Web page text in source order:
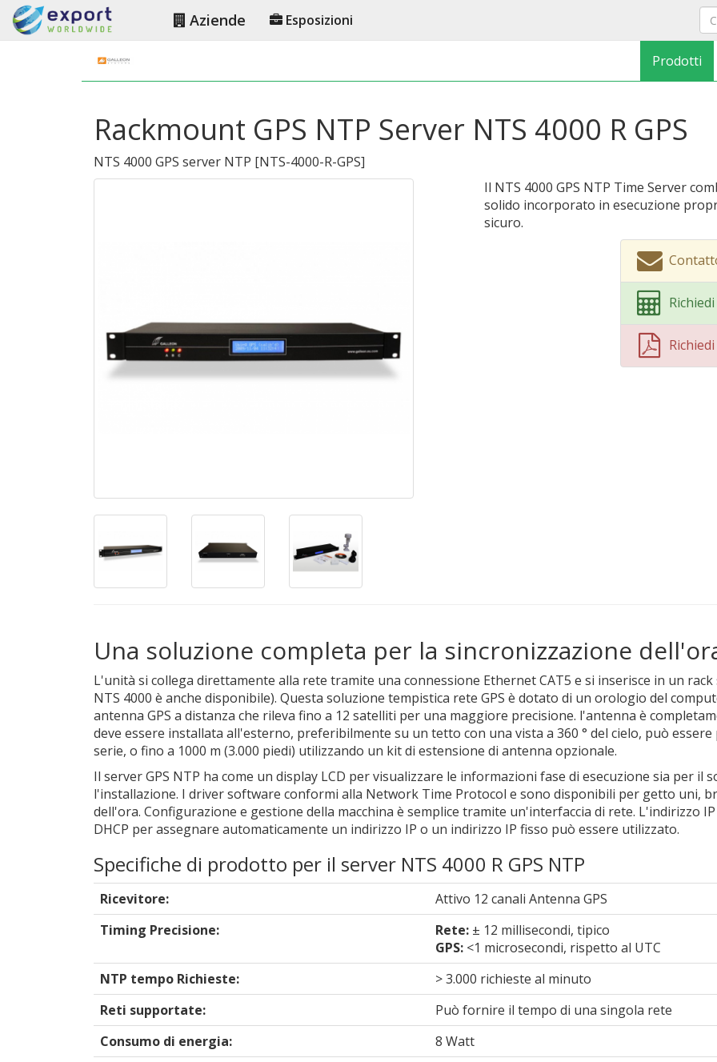
Aziende Esposizioni
Prodotti
Rackmount GPS NTP Server NTS 4000 R GPS
NTS 4000 GPS server NTP [NTS-4000-R-GPS]
Il NTS 4000 GPS NTP Time Server
solido incorporato in esecuzione
sicuro.
Una soluzione completa per la sincronizzazione
L'unità si collega direttamente alla rete tramite una connessione Ethernet CAT5 e si inserisce in un rack
NTS 4000 è anche disponibile). Questa soluzione tempistica rete GPS è dotato di un orologio del
antenna GPS a distanza che rileva fino a 12 satelliti per una maggiore precisione. l'antenna è
deve essere installata all'esterno, preferibilmente su un tetto con una vista a 360 ° del cielo, può
serie, o fino a 1000 m (3.000 piedi) utilizzando un kit di estensione di antenna opzionale.
Il server GPS NTP ha come un display LCD per visualizzare le informazioni fase di esecuzione sia per il
l'installazione. I driver software conformi alla Network Time Protocol e sono disponibili per getto uni,
dell'ora. Configurazione e gestione della macchina è semplice tramite un'interfaccia di rete. L'indirizzo
DHCP per assegnare automaticamente un indirizzo IP o un indirizzo IP fisso può essere utilizzato.
Specifiche di prodotto per il server NTS 4000 R GPS NTP
Ricevitore:
Attivo 12 canali Antenna GPS
Timing Precisione:
Rete: ± 12 millisecondi, tipico
GPS: <1 microsecondi, rispetto al UTC
NTP tempo Richieste:
> 3.000 richieste al minuto
Reti supportate:
Può fornire il tempo di una singola rete
Consumo di energia:
8 Watt